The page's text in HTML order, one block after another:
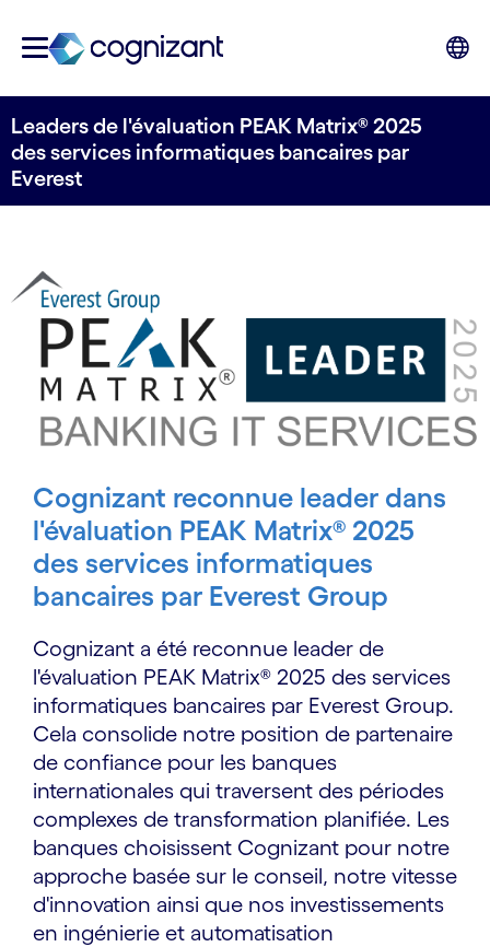
Leaders de l'évaluation PEAK Matrix® 2025
des services informatiques bancaires par
Everest
Cognizant reconnue leader dans
l'évaluation PEAK Matrix® 2025
des services informatiques
bancaires par Everest Group
Cognizant a été reconnue leader de
l'évaluation PEAK Matrix® 2025 des services
informatiques bancaires par Everest Group.
Cela consolide notre position de partenaire
de confiance pour les banques
internationales qui traversent des périodes
complexes de transformation planifiée. Les
banques choisissent Cognizant pour notre
approche basée sur le conseil, notre vitesse
d'innovation ainsi que nos investissements
en ingénierie et automatisation